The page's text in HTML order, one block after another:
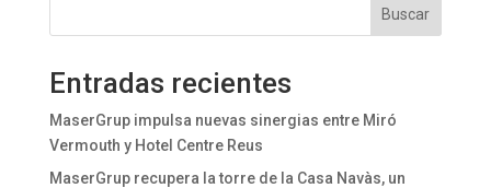
Buscar
Entradas recientes
MaserGrup impulsa nuevas sinergias entre Miró
Vermouth y Hotel Centre Reus
MaserGrup recupera la torre de la Casa Navàs, un